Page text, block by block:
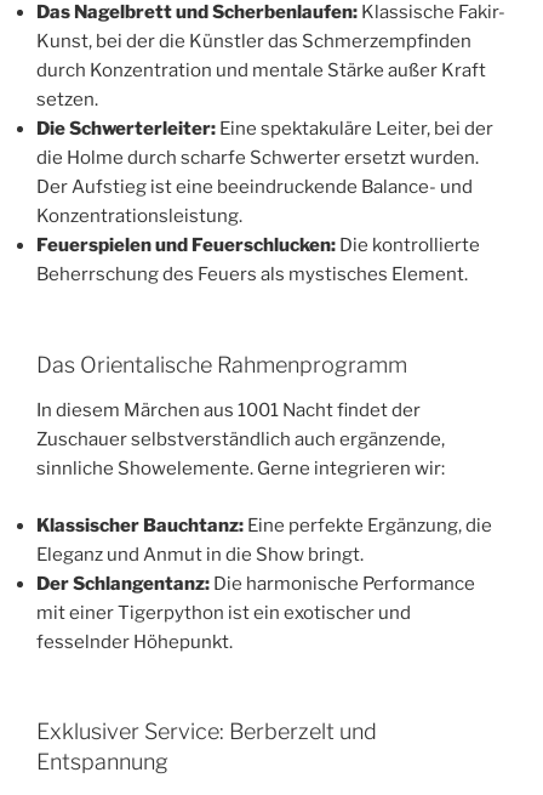
Das Nagelbrett und Scherbenlaufen: Klassische Fakir-
Kunst, bei der die Künstler das Schmerzempfinden
durch Konzentration und mentale Stärke außer Kraft
setzen.
Die Schwerterleiter: Eine spektakuläre Leiter, bei der
die Holme durch scharfe Schwerter ersetzt wurden.
Der Aufstieg ist eine beeindruckende Balance- und
Konzentrationsleistung.
Feuerspielen und Feuerschlucken: Die kontrollierte
Beherrschung des Feuers als mystisches Element.
Das Orientalische Rahmenprogramm
In diesem Märchen aus 1001 Nacht findet der
Zuschauer selbstverständlich auch ergänzende,
sinnliche Showelemente. Gerne integrieren wir:
Klassischer Bauchtanz: Eine perfekte Ergänzung, die
Eleganz und Anmut in die Show bringt.
Der Schlangentanz: Die harmonische Performance
mit einer Tigerpython ist ein exotischer und
fesselnder Höhepunkt.
Exklusiver Service: Berberzelt und
Entspannung